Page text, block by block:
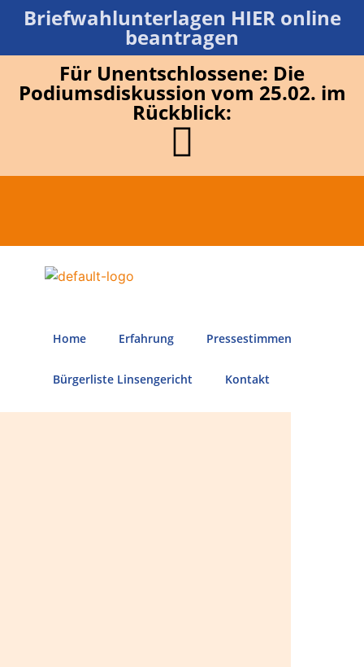
Briefwahlunterlagen HIER online
beantragen
Für Unentschlossene: Die
Podiumsdiskussion vom 25.02. im
Rückblick:
Home Erfahrung Pressestimmen
Bürgerliste Linsengericht Kontakt